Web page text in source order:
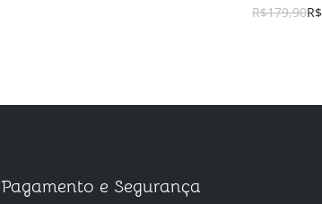
R$179,90R$
Pagamento e Segurança